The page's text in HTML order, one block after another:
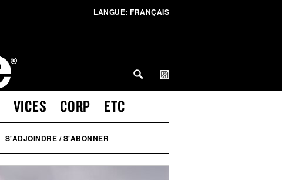
LANGUE: FRANÇAIS
VICES CORP ETC
S'ADJOINDRE / S'ABONNER